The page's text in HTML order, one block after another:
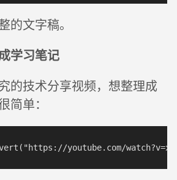
的文字稿。
学习笔记
的技术分享视频，想整理成
简单：